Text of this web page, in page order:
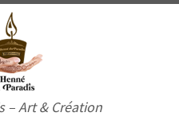
– Art & Création